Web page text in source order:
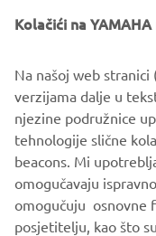
products, contact
CORPORATE
Kolačići na
Na našoj web
verzijama dalje u
njezine podružnice
tehnologije slične
beacons. Mi
omogučavaju
omogučuju osnovne
posjetitelju, kao što